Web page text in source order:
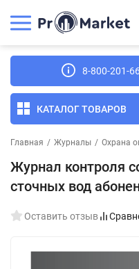
8-800-201-
КАТАЛОГ ТОВАРОВ
Главная / Журналы / Охрана
Журнал контроля
сточных вод
Оставить отзыв